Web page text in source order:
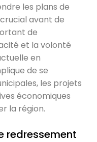
les plans de
avant de
de
et la volonté
en
de se
les projets
économiques
la région.
redressement